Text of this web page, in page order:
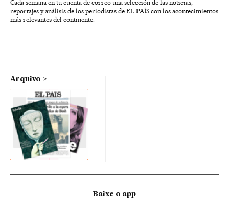
Cada semana en tu cuenta de correo una selección de las noticias,
reportajes y análisis de los periodistas de EL PAÍS con los acontecimientos
más relevantes del continente.
Arquivo
Baixe o app